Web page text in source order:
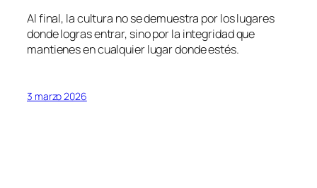
Al final, la cultura no se demuestra por los lugares
donde logras entrar, sino por la integridad que
mantienes en cualquier lugar donde estés.
3 marzo 2026